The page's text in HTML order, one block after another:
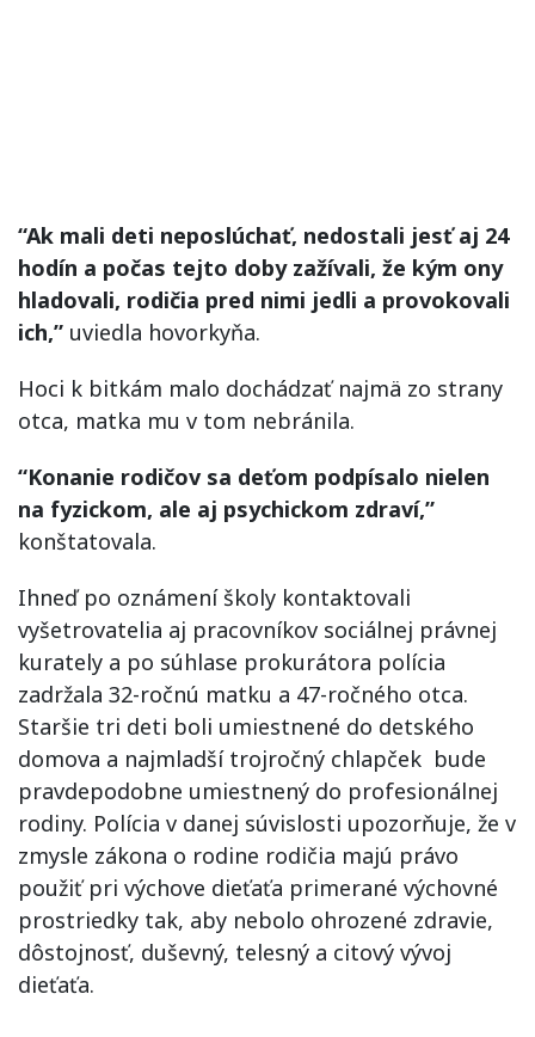
“Ak mali deti neposlúchať, nedostali jesť aj 24
hodín a počas tejto doby zažívali, že kým ony
hladovali, rodičia pred nimi jedli a provokovali
ich,” uviedla hovorkyňa.
Hoci k bitkám malo dochádzať najmä zo strany
otca, matka mu v tom nebránila.
“Konanie rodičov sa deťom podpísalo nielen
na fyzickom, ale aj psychickom zdraví,”
konštatovala.
Ihneď po oznámení školy kontaktovali
vyšetrovatelia aj pracovníkov sociálnej právnej
kurately a po súhlase prokurátora polícia
zadržala 32-ročnú matku a 47-ročného otca.
Staršie tri deti boli umiestnené do detského
domova a najmladší trojročný chlapček bude
pravdepodobne umiestnený do profesionálnej
rodiny. Polícia v danej súvislosti upozorňuje, že v
zmysle zákona o rodine rodičia majú právo
použiť pri výchove dieťaťa primerané výchovné
prostriedky tak, aby nebolo ohrozené zdravie,
dôstojnosť, duševný, telesný a citový vývoj
dieťaťa.